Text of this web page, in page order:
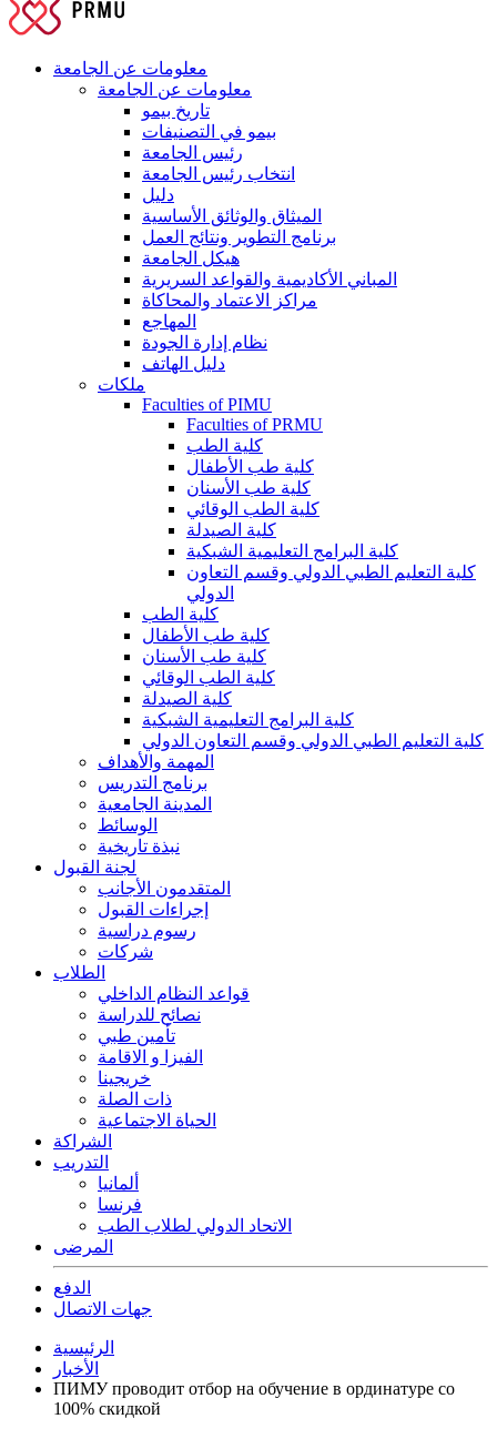
معلومات عن الجامعة
معلومات عن الجامعة
تاريخ بيمو
بيمو في التصنيفات
رئيس الجامعة
انتخاب رئيس الجامعة
دليل
الميثاق والوثائق الأساسية
برنامج التطوير ونتائج العمل
هيكل الجامعة
المباني الأكاديمية والقواعد السريرية
مراكز الاعتماد والمحاكاة
المهاجع
نظام إدارة الجودة
دليل الهاتف
ملكات
Faculties of PIMU
Faculties of PRMU
كلية الطب
كلية طب الأطفال
كلية طب الأسنان
كلية الطب الوقائي
كلية الصيدلة
كلية البرامج التعليمية الشبكية
كلية التعليم الطبي الدولي وقسم التعاون
الدولي
كلية الطب
كلية طب الأطفال
كلية طب الأسنان
كلية الطب الوقائي
كلية الصيدلة
كلية البرامج التعليمية الشبكية
كلية التعليم الطبي الدولي وقسم التعاون الدولي
المهمة والأهداف
برنامج التدريس
المدينة الجامعية
الوسائط
نبذة تاريخية
لجنة القبول
المتقدمون الأجانب
إجراءات القبول
رسوم دراسية
شركات
الطلاب
قواعد النظام الداخلي
نصائح للدراسة
تأمين طبي
الفيزا و الاقامة
خريجينا
ذات الصلة
الحياة الاجتماعية
الشراكة
التدريب
ألمانيا
فرنسا
الاتحاد الدولي لطلاب الطب
المرضى
الدفع
جهات الاتصال
الرئيسية
الأخبار
ПИМУ проводит отбор на обучение в ординатуре со
100% скидкой